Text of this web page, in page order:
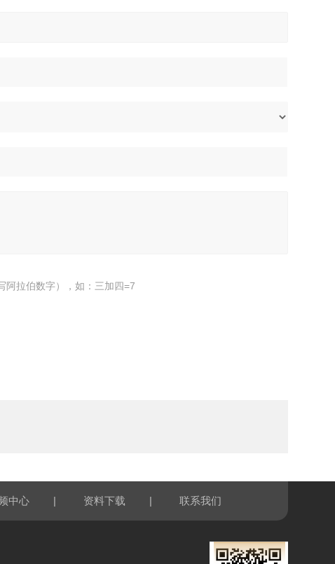
阿拉伯数字），如：三加四=7
中心 | 资料下载 | 联系我们